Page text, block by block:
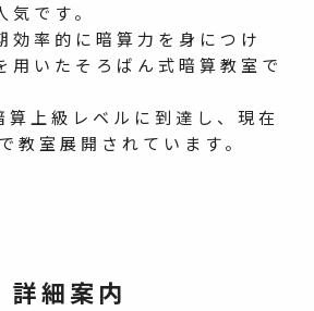
気です。
効率的に暗算力を身につけ
用いたそろばん式暗算教室で
上級レベルに到達し、現在
教室展開されています。
詳細案内